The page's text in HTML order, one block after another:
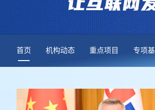
首页 机构动态 重点项目 专项